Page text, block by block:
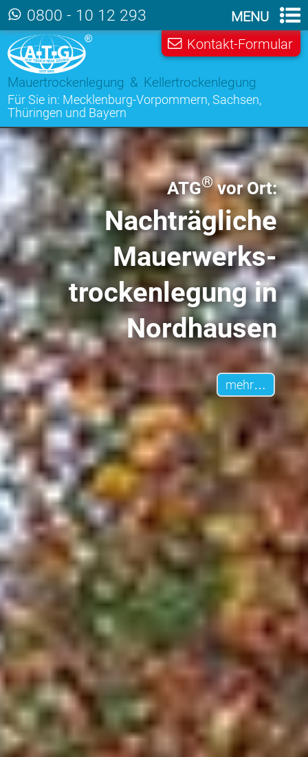
Zum Hauptinhalt der Seite MENU
Mauertrockenlegung & Kellertrockenlegung
Für Sie in: Mecklenburg-Vorpommern,Sachsen,
Thüringen und Bayern
0800 - 10 12 293
Kontakt-Formular
ATG®vor Ort:
Nachträgliche
Mauer­werks­
trocken­legungin
Nord­hausen
mehr…